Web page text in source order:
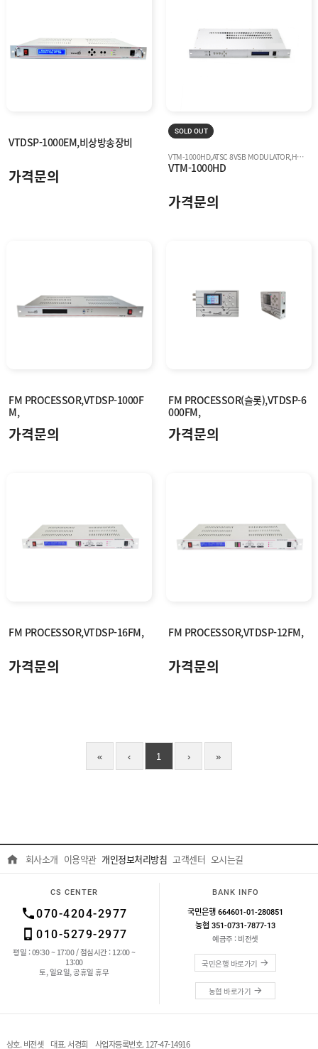
VTDSP-1000EM,비상방송장비
가격문의
SOLD OUT
VTM-1000HD,ATSC 8VSB MODULATOR,HD엔코드
VTM-1000HD
가격문의
FM PROCESSOR,VTDSP-1000F
M,
가격문의
FM PROCESSOR(슬롯),VTDSP-6
000FM,
가격문의
FM PROCESSOR,VTDSP-16FM,
가격문의
FM PROCESSOR,VTDSP-12FM,
가격문의
« ‹ 1 › »
회사소개 이용약관 개인정보처리방침 고객센터 오시는길
CS CENTER
070-4204-2977
010-5279-2977
평일 : 09:30 ~ 17:00 / 점심시간 : 12:00 ~
13:00
토, 일요일, 공휴일 휴무
BANK INFO
국민은행 664601-01-280851
농협 351-0731-7877-13
예금주 : 비전셋
국민은행 바로가기
농협 바로가기
상호. 비전셋 대표. 서경희 사업자등록번호. 127-47-14916